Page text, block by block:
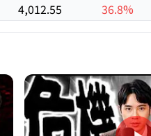
4,012.55 36.8%